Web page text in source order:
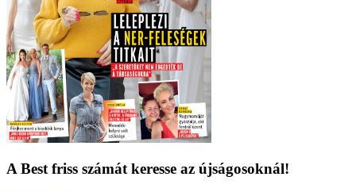
A Best friss számát keresse az újságosoknál!